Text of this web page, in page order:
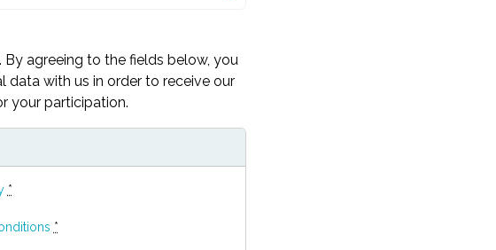
agreeing to the fields below, you
data with us in order to receive our
your participation.
*
*